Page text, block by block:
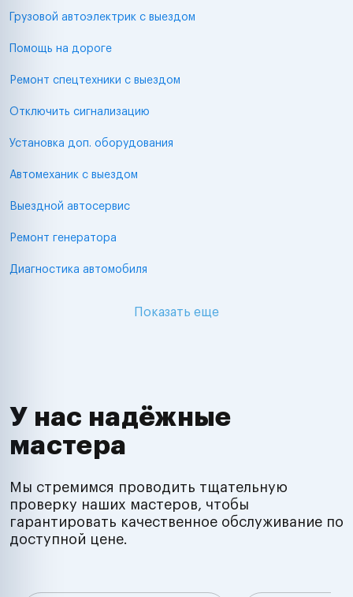
Грузовой автоэлектрик с выездом
Помощь на дороге
Ремонт спецтехники с выездом
Отключить сигнализацию
Установка доп. оборудования
Автомеханик с выездом
Выездной автосервис
Ремонт генератора
Диагностика автомобиля
Показать еще
У нас надёжные
мастера
Мы стремимся проводить тщательную
проверку наших мастеров, чтобы
гарантировать качественное обслуживание по
доступной цене.